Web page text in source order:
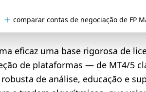
comparar contas de negociação de FP
eficaz uma base rigorosa de
de plataformas — de MT4/5
de análise, educação e